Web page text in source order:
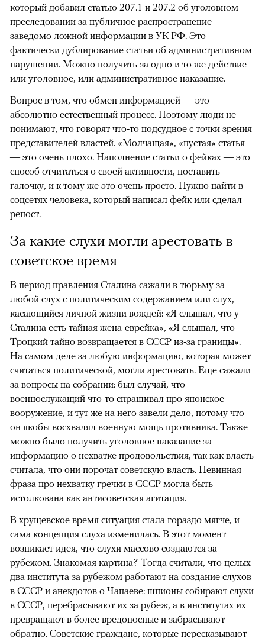
который добавил статью 207.1 и 207.2 об уголовном
преследовании за публичное распространение
заведомо ложной информации в УК РФ. Это
фактически дублирование статьи об административном
нарушении. Можно получить за одно и то же действие
или уголовное, или административное наказание.
Вопрос в том, что обмен информацией — это
абсолютно естественный процесс. Поэтому люди не
понимают, что говорят что-то подсудное с точки зрения
представителей властей. «Молчащая», «пустая» статья
— это очень плохо. Наполнение статьи о фейках — это
способ отчитаться о своей активности, поставить
галочку, и к тому же это очень просто. Нужно найти в
соцсетях человека, который написал фейк или сделал
репост.
За какие слухи могли арестовать в
советское время
В период правления Сталина сажали в тюрьму за
любой слух с политическим содержанием или слух,
касающийся личной жизни вождей: «Я слышал, что у
Сталина есть тайная жена-еврейка», «Я слышал, что
Троцкий тайно возвращается в СССР из-за границы».
На самом деле за любую информацию, которая может
считаться политической, могли арестовать. Еще сажали
за вопросы на собрании: был случай, что
военнослужащий что-то спрашивал про японское
вооружение, и тут же на него завели дело, потому что
он якобы восхвалял военную мощь противника. Также
можно было получить уголовное наказание за
информацию о нехватке продовольствия, так как власть
считала, что они порочат советскую власть. Невинная
фраза про нехватку гречки в СССР могла быть
истолкована как антисоветская агитация.
В хрущевское время ситуация стала гораздо мягче, и
сама концепция слуха изменилась. В этот момент
возникает идея, что слухи массово создаются за
рубежом. Знакомая картина? Тогда считали, что целых
два института за рубежом работают на создание слухов
в СССР и анекдотов о Чапаеве: шпионы собирают слухи
в СССР, перебрасывают их за рубеж, а в институтах их
превращают в более вредоносные и забрасывают
обратно. Советские граждане, которые пересказывают